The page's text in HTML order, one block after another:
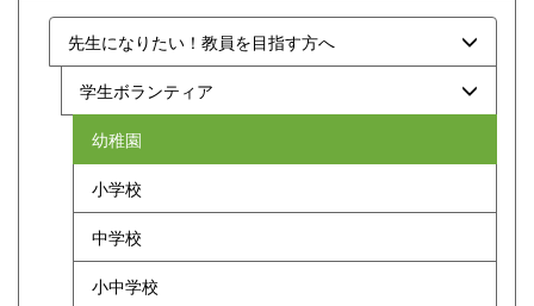
先生になりたい！教員を目指す方へ
学生ボランティア
幼稚園
小学校
中学校
小中学校